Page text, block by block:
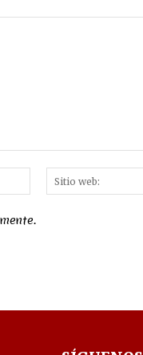
Correo
electrónico:*